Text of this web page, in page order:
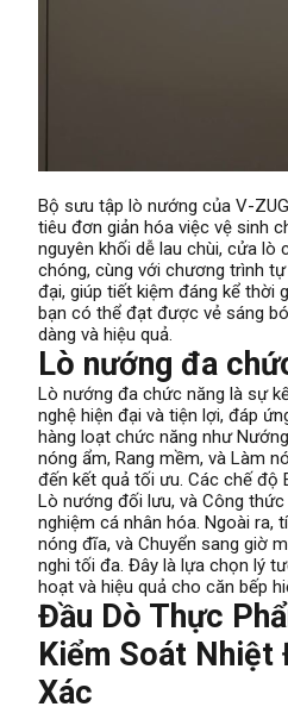
Bộ sưu tập lò nướng của V-
tiêu đơn giản hóa việc vệ sinh
nguyên khối dễ lau chùi, cửa lò
chóng, cùng với chương trình
đại, giúp tiết kiệm đáng kể thời
bạn có thể đạt được vẻ sáng
dàng và hiệu quả.
Lò nướng đa
Lò nướng đa chức năng là sự
nghệ hiện đại và tiện lợi, đáp
hàng loạt chức năng như
nóng ẩm, Rang mềm, và Làm
đến kết quả tối ưu. Các chế độ
Lò nướng đối lưu, và Công
nghiệm cá nhân hóa. Ngoài ra,
nóng đĩa, và Chuyển sang giờ
nghi tối đa. Đây là lựa chọn lý
hoạt và hiệu quả cho căn bếp
Đầu Dò Thực
Kiểm Soát Nhiệt
Xác